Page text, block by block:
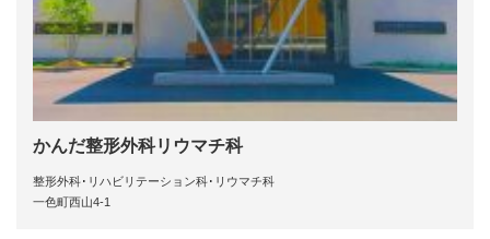
かんだ整形外科リウマチ科
整形外科･リハビリテーション科･リウマチ科
一色町西山4-1